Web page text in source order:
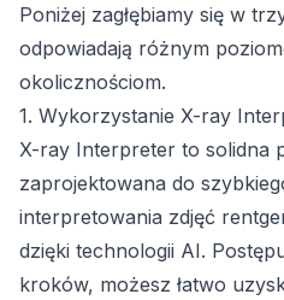
Poniżej zagłębiamy się w
odpowiadają różnym
okolicznościom.
1. Wykorzystanie X-ray
X-ray Interpreter to solidna
zaprojektowana do
interpretowania zdjęć
dzięki technologii AI.
kroków, możesz łatwo